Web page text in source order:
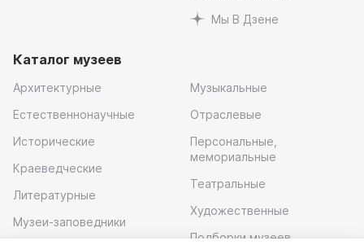
Мы В Дзене
Каталог музеев
Архитектурные
Естественнонаучные
Исторические
Краеведческие
Литературные
Музеи-заповедники
Музыкальные
Отраслевые
Персональные,
мемориальные
Театральные
Художественные
Подборки музеев